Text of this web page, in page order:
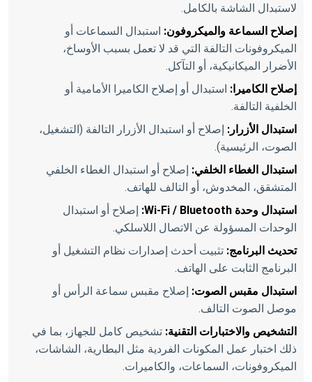
لاستبدال الشاشة بالكامل.
إصلاح السماعة والميكروفون: استبدال السماعات أو
الميكروفونات التالفة التي قد لا تعمل بسبب الأوساخ،
الأضرار الميكانيكية، أو التآكل.
إصلاح الكاميرا: استبدال أو إصلاح الكاميرا الأمامية أو
الخلفية التالفة.
استبدال الأزرار: إصلاح أو استبدال الأزرار التالفة (التشغيل،
الصوت، الرئيسية).
استبدال الغطاء الخلفي: إصلاح أو استبدال الغطاء الخلفي
المتشقق، المخدوش، أو التالف للهاتف.
استبدال وحدة Wi-Fi / Bluetooth:
إصلاح أو استبدال
الوحدات المسؤولة عن الاتصال اللاسلكي.
تحديث البرنامج: تثبيت أحدث إصدارات نظام التشغيل أو
البرنامج الثابت على الهاتف.
استبدال مقبس الصوت: إصلاح مقبس سماعة الرأس أو
موصل الصوت التالف.
التشخيص والاختبارات التقنية: تشخيص كامل للجهاز، بما في
ذلك اختبار عمل المكونات الفردية مثل البطارية، الشاشات،
الميكروفونات، السماعات، والكاميرات.